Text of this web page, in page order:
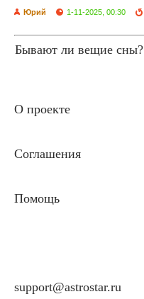
Юрий 1-11-2025, 00:30
Бывают ли вещие сны?
О проекте
Соглашения
Помощь
support@astrostar.ru